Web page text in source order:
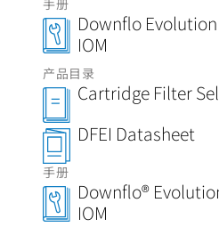
Downflo Evolution
IOM
产品目录
Cartridge Filter
DFEI Datasheet
手册
Downflo®
IOM